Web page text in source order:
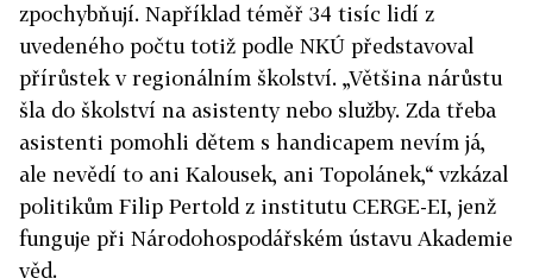
zpochybňují. Například téměř 34 tisíc lidí z
uvedeného počtu totiž podle NKÚ představoval
přírůstek v regionálním školství. „Většina nárůstu
šla do školství na asistenty nebo služby. Zda třeba
asistenti pomohli dětem s handicapem nevím já,
ale nevědí to ani Kalousek, ani Topolánek,“ vzkázal
politikům Filip Pertold z institutu CERGE-EI, jenž
funguje při Národohospodářském ústavu Akademie
věd.